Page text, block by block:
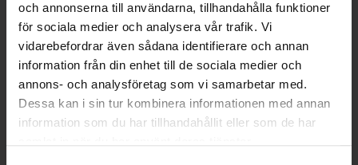
och annonserna till användarna, tillhandahålla funktioner
för sociala medier och analysera vår trafik. Vi
vidarebefordrar även sådana identifierare och annan
information från din enhet till de sociala medier och
annons- och analysföretag som vi samarbetar med.
Dessa kan i sin tur kombinera informationen med annan
information som du har tillhandahållit eller som de har